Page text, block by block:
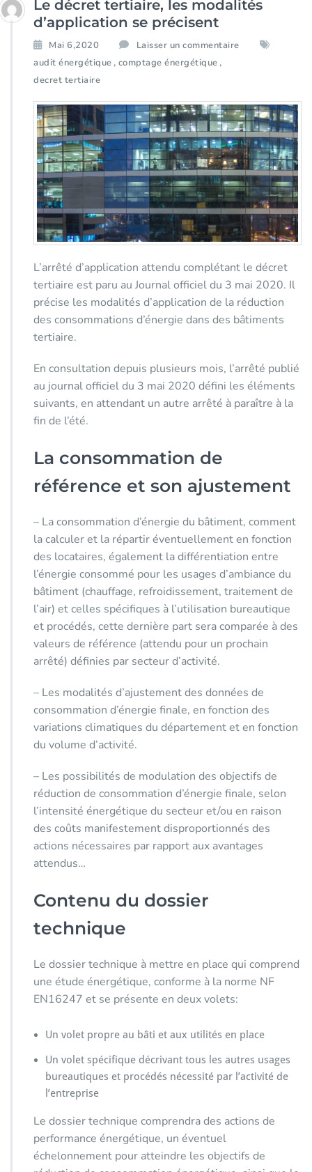
Le décret tertiaire, les modalités
d’application se précisent
Mai 6,2020
Laisser un commentaire
audit énergétique , comptage énergétique ,
decret tertiaire
L’arrêté d’application attendu complétant le décret
tertiaire est paru au Journal officiel du 3 mai 2020. Il
précise les modalités d’application de la réduction
des consommations d’énergie dans des bâtiments
tertiaire.
En consultation depuis plusieurs mois, l’arrêté publié
au journal officiel du 3 mai 2020 défini les éléments
suivants, en attendant un autre arrêté à paraître à la
fin de l’été.
La consommation de
référence et son ajustement
– La consommation d’énergie du bâtiment, comment
la calculer et la répartir éventuellement en fonction
des locataires, également la différentiation entre
l’énergie consommé pour les usages d’ambiance du
bâtiment (chauffage, refroidissement, traitement de
l’air) et celles spécifiques à l’utilisation bureautique
et procédés, cette dernière part sera comparée à des
valeurs de référence (attendu pour un prochain
arrêté) définies par secteur d’activité.
– Les modalités d’ajustement des données de
consommation d’énergie finale, en fonction des
variations climatiques du département et en fonction
du volume d’activité.
– Les possibilités de modulation des objectifs de
réduction de consommation d’énergie finale, selon
l’intensité énergétique du secteur et/ou en raison
des coûts manifestement disproportionnés des
actions nécessaires par rapport aux avantages
attendus…
Contenu du dossier
technique
Le dossier technique à mettre en place qui comprend
une étude énergétique, conforme à la norme NF
EN16247 et se présente en deux volets:
Un volet propre au bâti et aux utilités en place
Un volet spécifique décrivant tous les autres usages
bureautiques et procédés nécessité par l’activité de
l’entreprise
Le dossier technique comprendra des actions de
performance énergétique, un éventuel
échelonnement pour atteindre les objectifs de